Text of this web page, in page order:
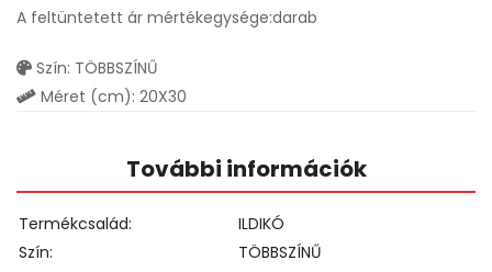
A feltüntetett ár mértékegysége:darab
Szín: TÖBBSZÍNŰ
Méret (cm): 20X30
További információk
Termékcsalád
ILDIKÓ
Szín
TÖBBSZÍNŰ